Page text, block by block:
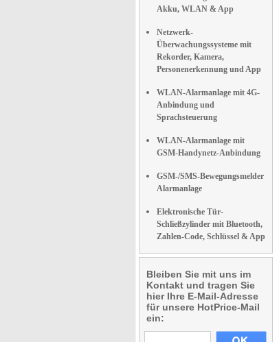
Akku, WLAN & App
Netzwerk-
Überwachungssysteme mit
Rekorder, Kamera,
Personenerkennung und App
WLAN-Alarmanlage mit 4G-
Anbindung und
Sprachsteuerung
WLAN-Alarmanlage mit
GSM-Handynetz-Anbindung
GSM-/SMS-Bewegungsmelder
Alarmanlage
Elektronische Tür-
Schließzylinder mit Bluetooth,
Zahlen-Code, Schlüssel & App
Bleiben Sie mit uns im
Kontakt und tragen Sie
hier Ihre E-Mail-Adresse
für unsere HotPrice-Mail
ein: